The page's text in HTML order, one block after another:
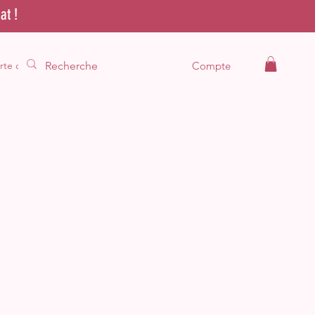
!
cadeau Compte